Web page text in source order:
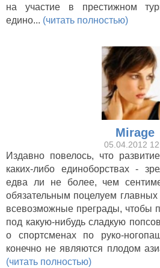
на участие в престижном
едино... (читать полностью)
Mirage
05.04.2012
Издавно повелось, что
каких-либо единоборствах -
едва ли не более, чем
обязательным поцелуем
всевозможные преграды, чтобы
под какую-нибудь сладкую
о спортсменах по руко-
конечно не являются плодом
(читать полностью)